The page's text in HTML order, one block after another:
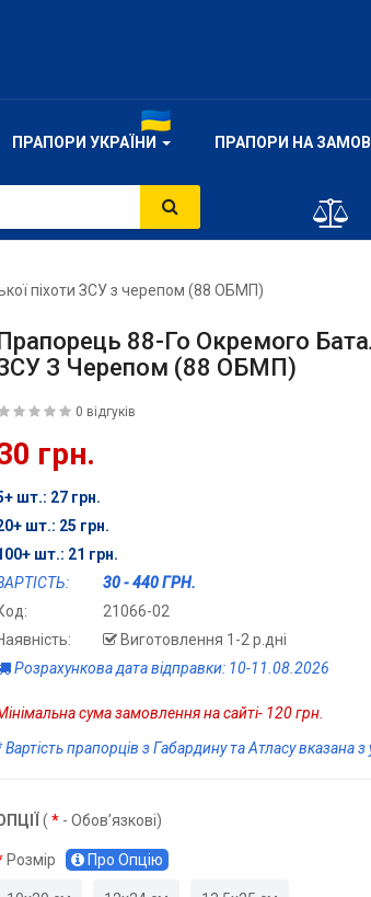
ПРАПОРИ УКРАЇНИ ПРАПОРИ НА
піхоти ЗСУ з черепом (88 ОБМП)
Прапорець 88-Го Окремого
З Черепом (88 ОБМП)
0 відгуків
грн.
шт.: 27 грн.
шт.: 25 грн.
шт.: 21 грн.
30 - 440 ГРН.
21066-02
Виготовлення 1-2 р.дні
Розрахункова дата відправки: 10-11.08.2026
сума замовлення на сайті- 120 грн.
Вартість прапорців з Габардину та Атласу вказана
( * - Обов’язкові)
Розмір Про Опцію